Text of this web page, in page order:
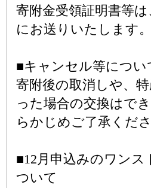
寄附金受領証明書等
にお送りいたします。
■キャンセル等につい
寄附後の取消しや、
った場合の交換はで
らかじめご了承くださ
■12月申込みのワンス
ついて